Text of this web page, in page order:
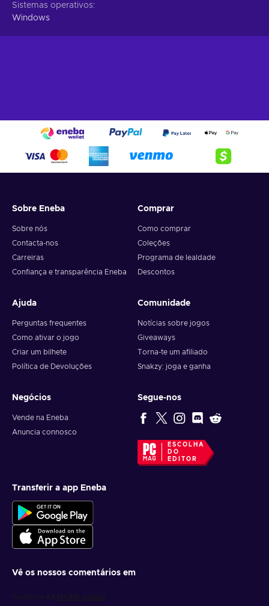
Sistemas operativos
Windows
Sobre Eneba
Sobre nós
Contacta-nos
Carreiras
Confiança e transparência Eneba
Comprar
Como comprar
Coleções
Programa de lealdade
Descontos
Ajuda
Perguntas frequentes
Como ativar o jogo
Criar um bilhete
Política de Devoluções
Comunidade
Notícias sobre jogos
Giveaways
Torna-te um afiliado
Snakzy: joga e ganha
Negócios
Vende na Eneba
Anuncia connosco
Segue-nos
ESCOLHA
DO
EDITOR
Transferir a app Eneba
Vê os nossos comentários em